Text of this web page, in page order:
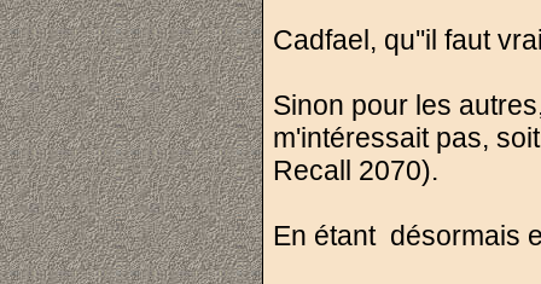
Cadfael, qu''il faut
Sinon pour les
m'intéressait pas,
Recall 2070).
En étant désormais